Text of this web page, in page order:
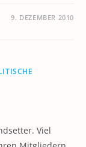
9. DEZEMBER 2010
Viel